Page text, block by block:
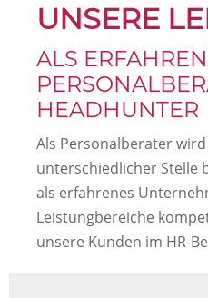
UNSERE
ALS
HEADHUNTER
Als Personalberater
unterschiedlicher Stelle
als erfahrenes
Leistungbereiche
unsere Kunden im HR-